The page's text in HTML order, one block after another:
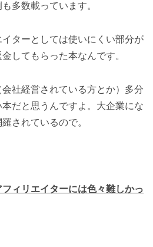
多数載っています。
ターとしては使いにくい部分が
してもらった本なんです。
社経営されている方とか）多分
だと思うんですよ。大企業にな
されているので。
ィリエイターには色々難しかっ